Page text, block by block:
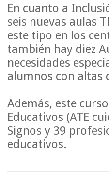
En cuanto a
seis nuevas aulas
este tipo en los
también hay diez
necesidades
alumnos con altas
Además, este
Educativos (ATE
Signos y 39
educativos.